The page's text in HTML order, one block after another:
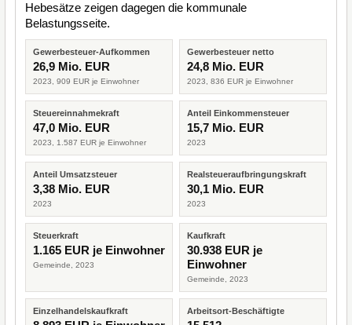
Hebesätze zeigen dagegen die kommunale
Belastungsseite.
Gewerbesteuer-Aufkommen
26,9 Mio. EUR
2023, 909 EUR je Einwohner
Gewerbesteuer netto
24,8 Mio. EUR
2023, 836 EUR je Einwohner
Steuereinnahmekraft
47,0 Mio. EUR
2023, 1.587 EUR je Einwohner
Anteil Einkommensteuer
15,7 Mio. EUR
2023
Anteil Umsatzsteuer
3,38 Mio. EUR
2023
Realsteueraufbringungskraft
30,1 Mio. EUR
2023
Steuerkraft
1.165 EUR je Einwohner
Gemeinde, 2023
Kaufkraft
30.938 EUR je
Einwohner
Gemeinde, 2023
Einzelhandelskaufkraft Arbeitsort-Beschäftigte